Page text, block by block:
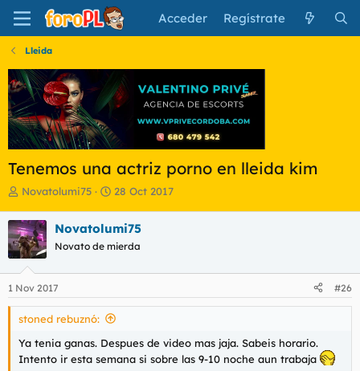
Acceder Regístrate
Lleida
Tenemos una actriz porno en lleida kim
I
i
c
i
a
d
o
r
d
l
t
Novatolumi75
F
h
a
e
n
i
i
o
28 Oct 2017
Novatolumi75
Novato de mierda
1 Nov 2017 #26
stoned rebuznó:
Ya tenia ganas. Despues de video mas jaja. Sabeis horario.
Intento ir esta semana si sobre las 9-10 noche aun trabaja